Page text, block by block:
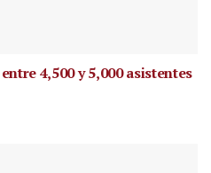
4,500 y 5,000 asistentes